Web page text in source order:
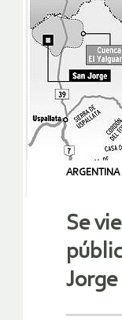
ARGENTINA
Se
Jorge